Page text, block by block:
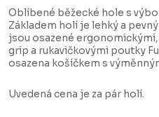
Oblíbené běžecké hole s
Základem holí je lehký a
jsou osazené
grip a rukavičkovými poutky
osazena košíčkem s
Uvedená cena je za pár holí.